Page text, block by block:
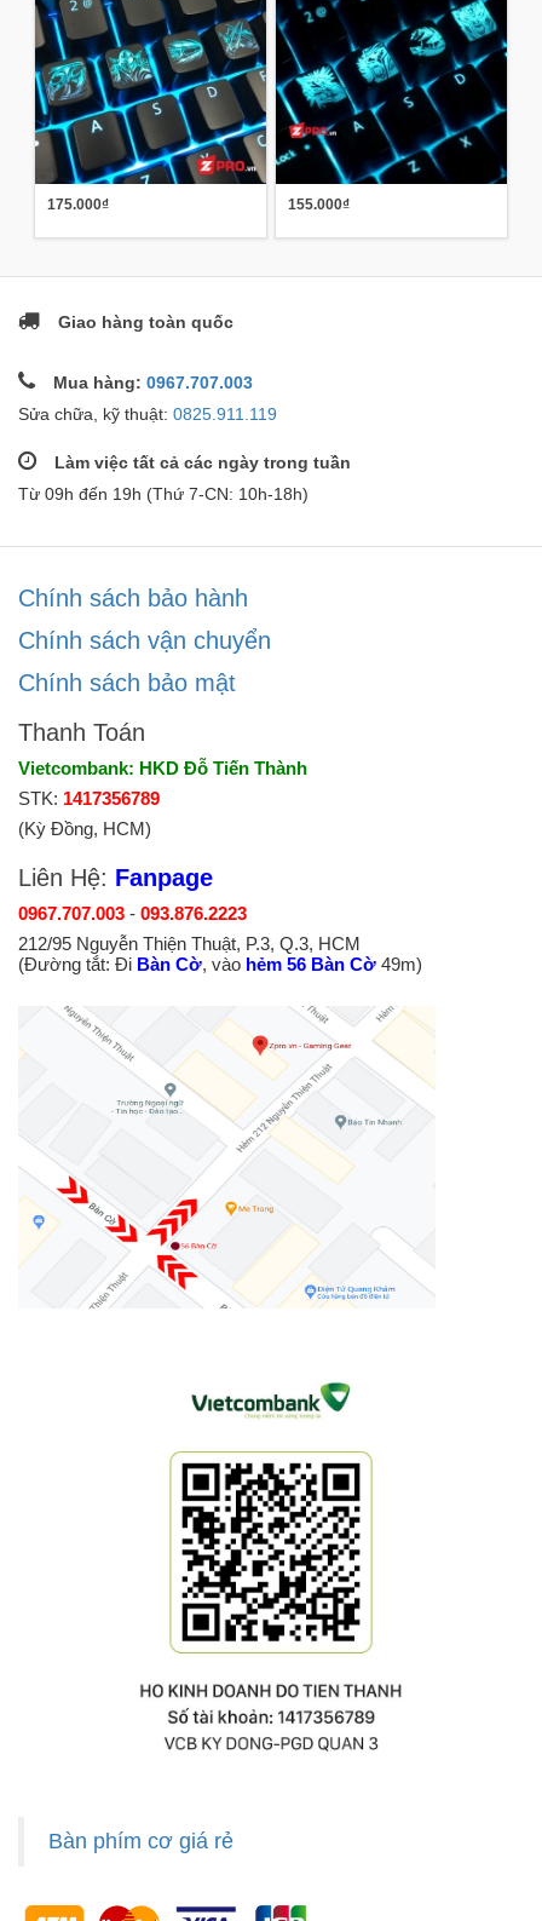
175.000₫ 155.000₫
Giao hàng toàn quốc
Mua hàng: 0967.707.003
Sửa chữa, kỹ thuật: 0825.911.119
Làm việc tất cả các ngày trong tuần
Từ 09h đến 19h (Thứ 7-CN: 10h-18h)
Chính sách bảo hành
Chính sách vận chuyển
Chính sách bảo mật
Thanh Toán
Vietcombank: HKD Đỗ Tiến Thành
STK: 1417356789
(Kỳ Đồng, HCM)
Liên Hệ: Fanpage
0967.707.003 - 093.876.2223
212/95 Nguyễn Thiện Thuật, P.3, Q.3, HCM
(Đường tắt: Đi Bàn Cờ, vào hẻm 56 Bàn Cờ 49m)
Bàn phím cơ giá rẻ